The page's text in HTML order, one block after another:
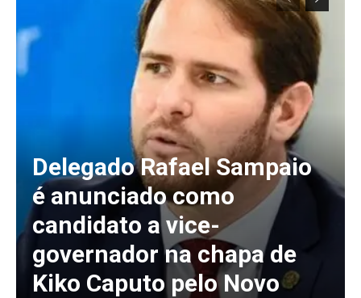
Delegado Rafael Sampaio
é anunciado como
candidato a vice-
governador na chapa de
Kiko Caputo pelo Novo